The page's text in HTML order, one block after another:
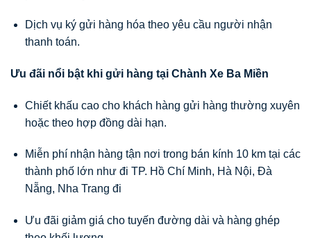
Dịch vụ ký gửi hàng hóa theo yêu cầu người nhận
thanh toán.
Ưu đãi nổi bật khi gửi hàng tại Chành Xe Ba Miền
Chiết khấu cao cho khách hàng gửi hàng thường xuyên
hoặc theo hợp đồng dài hạn.
Miễn phí nhận hàng tận nơi trong bán kính 10 km tại các
thành phố lớn như đi TP. Hồ Chí Minh, Hà Nội, Đà
Nẵng, Nha Trang đi
Ưu đãi giảm giá cho tuyến đường dài và hàng ghép